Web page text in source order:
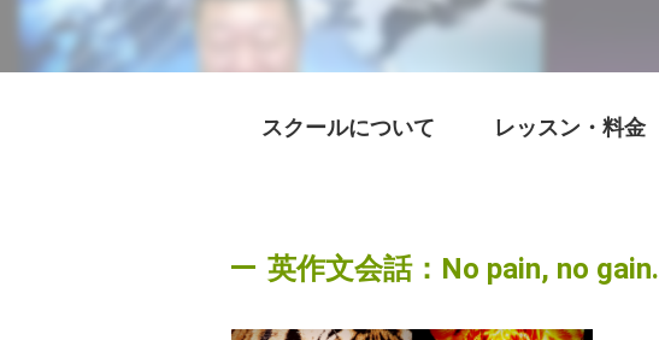
スクールについて レッスン・料金
英作文会話：No pain, no gain.